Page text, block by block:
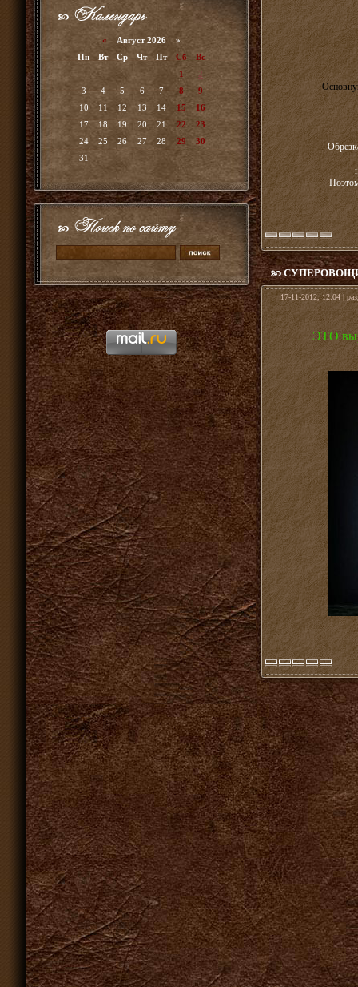
« Август 2026 »
Пн
Вт Ср Чт Пт Сб
Вс
1
2
3
4 5 6 7 8
9
10
11 12 13 14 15
16
17
18 19 20 21 22
23
24
25 26 27 28 29
30
31
17-11-2012, 12:04 |
ЭТО